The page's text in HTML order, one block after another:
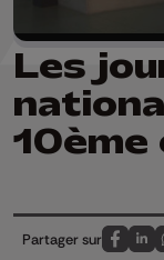
Les
10ème
Partager sur